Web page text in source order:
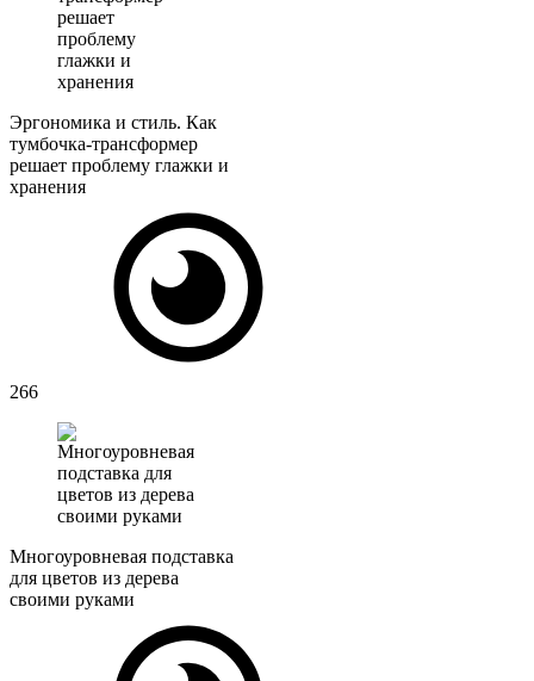
Эргономика и стиль. Как
тумбочка-трансформер
решает проблему глажки и
хранения
266
Многоуровневая подставка
для цветов из дерева
своими руками